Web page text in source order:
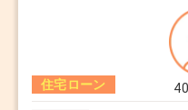
他の金融機関で条件が
統領に代わって以降の
程度影響するか知りたいです。 ②住宅ロー
優先順位 低金利で借り
投資を優先する方が良
返済による利息削減が重要でし
際、SNSで投資にお金を
住宅ローン